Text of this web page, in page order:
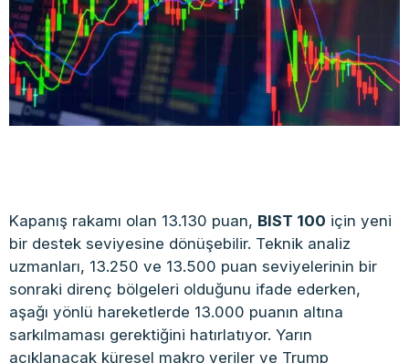
Kapanış rakamı olan 13.130 puan, BIST 100 için yeni
bir destek seviyesine dönüşebilir. Teknik analiz
uzmanları, 13.250 ve 13.500 puan seviyelerinin bir
sonraki direnç bölgeleri olduğunu ifade ederken,
aşağı yönlü hareketlerde 13.000 puanın altına
sarkılmaması gerektiğini hatırlatıyor. Yarın
açıklanacak küresel makro veriler ve Trump